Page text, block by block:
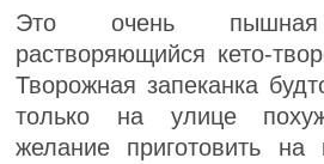
Это очень
растворяющийся кето-
Творожная запеканка
только на улице
желание приготовить на